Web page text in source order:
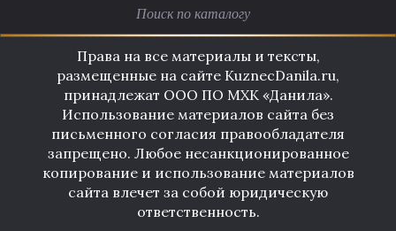
Права на все материалы и тексты,
размещенные на сайте KuznecDanila.ru,
принадлежат ООО ПО МХК «Данила».
Использование материалов сайта без
письменного согласия правообладателя
запрещено. Любое несанкционированное
копирование и использование материалов
сайта влечет за собой юридическую
ответственность.